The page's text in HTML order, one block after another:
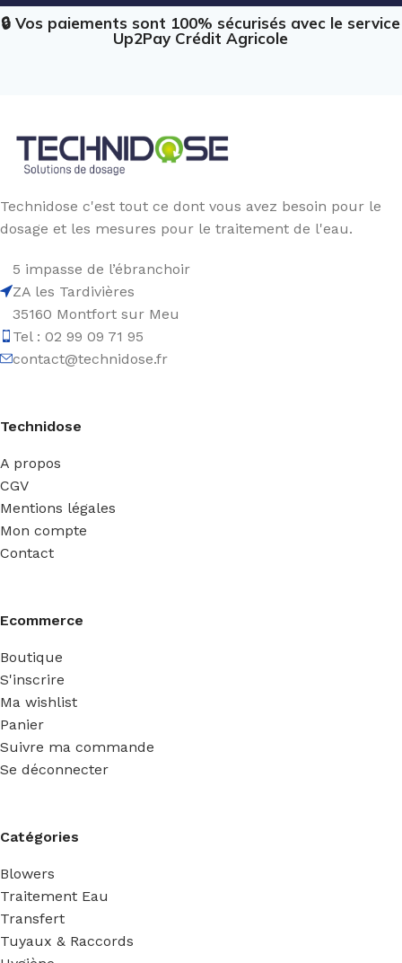
🔒 Vos paiements sont 100% sécurisés avec le service
Up2Pay Crédit Agricole
Technidose c'est tout ce dont vous avez besoin pour le
dosage et les mesures pour le traitement de l'eau.
5 impasse de l’ébranchoir
ZA les Tardivières
35160 Montfort sur Meu
Tel : 02 99 09 71 95
contact@technidose.fr
Technidose
A propos
CGV
Mentions légales
Mon compte
Contact
Ecommerce
Boutique
S'inscrire
Ma wishlist
Panier
Suivre ma commande
Se déconnecter
Catégories
Blowers
Traitement Eau
Transfert
Tuyaux & Raccords